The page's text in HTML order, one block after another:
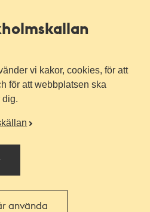
vi kakor, cookies, för att
för att webbplatsen ska
dig.
använda